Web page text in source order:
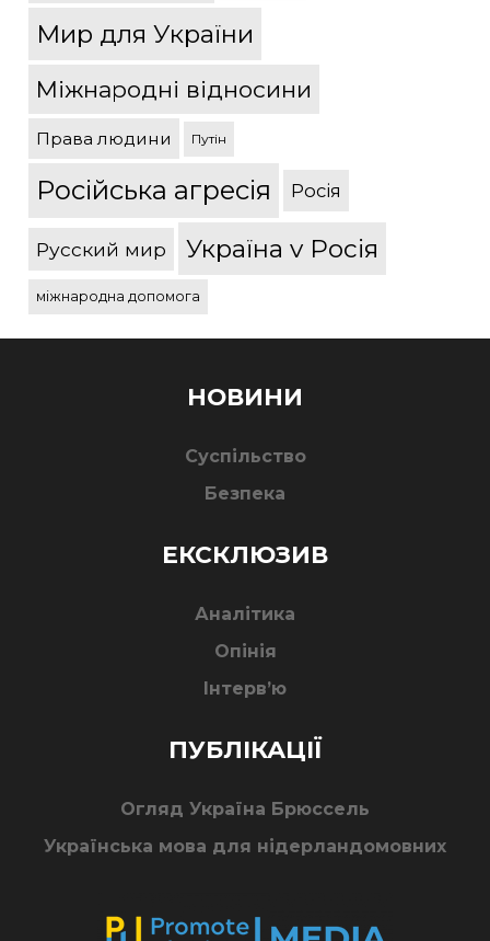
Мир для України
Міжнародні відносини
Права людини Путін
Російська агресія Росія
Русский мир Україна v Росія
міжнародна допомога
НОВИНИ
Суспільство
Безпека
ЕКСКЛЮЗИВ
Аналітика
Опінія
Інтерв’ю
ПУБЛІКАЦІЇ
Огляд Україна Брюссель
Українська мова для нідерландомовних